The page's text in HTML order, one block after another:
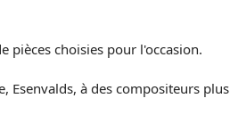
pièces choisies pour l'occasion.
Esenvalds, à des compositeurs plus